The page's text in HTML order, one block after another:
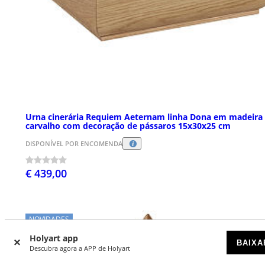
Holyart app
Descubra agora a APP de Holyart
Urna cinerária Requiem Aeternam linha Dona em madeira
carvalho com decoração de pássaros 15x30x25 cm
DISPONÍVEL POR ENCOMENDA
€ 439,00
NOVIDADES